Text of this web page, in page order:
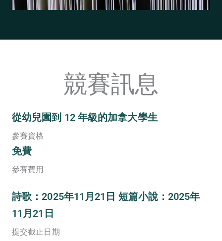
競賽訊息
從幼兒園到 12 年級的加拿大學生
參賽資格
免費
參賽費用
詩歌：2025年11月21日 短篇小說：2025年
11月21日
提交截止日期